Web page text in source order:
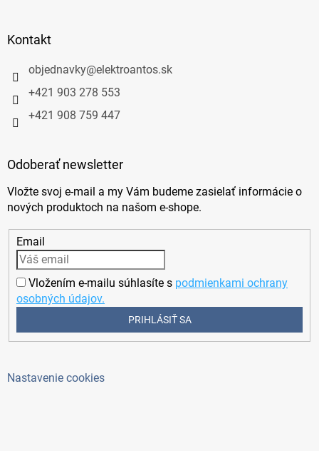
Kontakt
objednavky@elektroantos.sk
+421 903 278 553
+421 908 759 447
Odoberať newsletter
Vložte svoj e-mail a my Vám budeme zasielať informácie o
nových produktoch na našom e-shope.
Email
Vložením e-mailu súhlasíte s podmienkami ochrany
osobných údajov.
PRIHLÁSIŤ SA
Nastavenie cookies